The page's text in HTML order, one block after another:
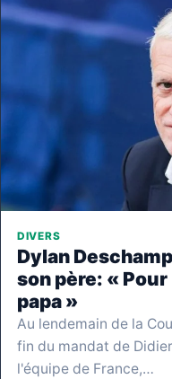
DIVERS
Dylan
son père: «
papa »
Au lendemain de la
fin du mandat de
l'équipe de France,…